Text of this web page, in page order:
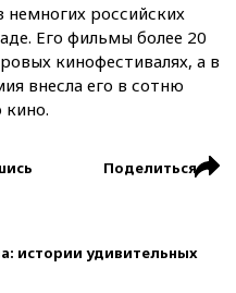
российских
Его фильмы более 20
кинофестивалях, а в
внесла его в сотню
Поделиться
истории удивительных